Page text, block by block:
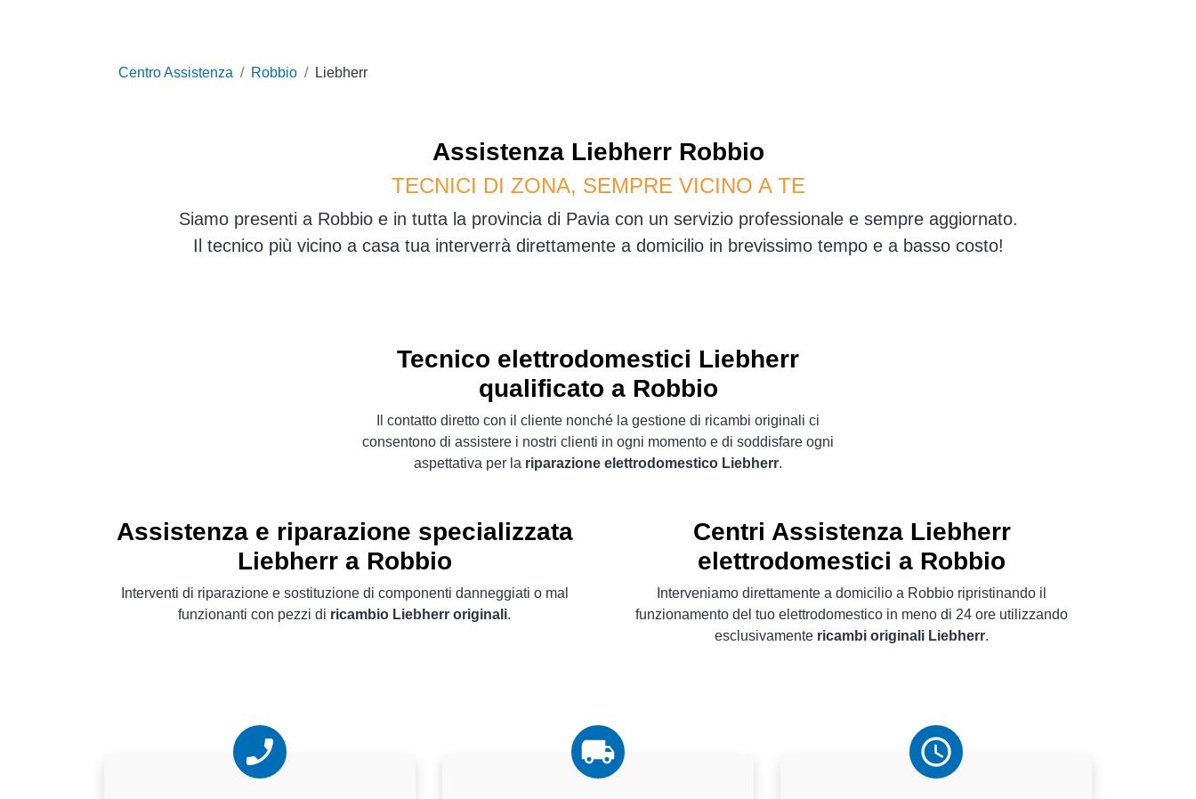
Centro Assistenza Robbio Liebherr
Assistenza LiebherrRobbio
TECNICI DI ZONA, SEMPRE VICINO A TE
Siamo presenti a Robbio e in tutta la provincia di Pavia con un servizio professionale e sempre aggiornato.
Il tecnico più vicino a casa tua interverrà direttamente a domicilio in brevissimo tempo e a basso costo!
Tecnico elettrodomestici Liebherr
qualificato a Robbio
Il contatto diretto con il cliente nonché la gestione di ricambi originali ci
consentono di assistere i nostri clienti in ogni momento e di soddisfare ogni
aspettativa per la riparazione elettrodomestico Liebherr.
Assistenza e riparazione specializzata
Liebherr a Robbio
Interventi di riparazione e sostituzione di componenti danneggiati o mal
funzionanti con pezzi di ricambio Liebherr originali.
Centri Assistenza Liebherr
elettrodomestici a Robbio
Interveniamo direttamente a domicilio a Robbio ripristinando il
funzionamento del tuo elettrodomestico in meno di 24 ore utilizzando
esclusivamente ricambi originali Liebherr.